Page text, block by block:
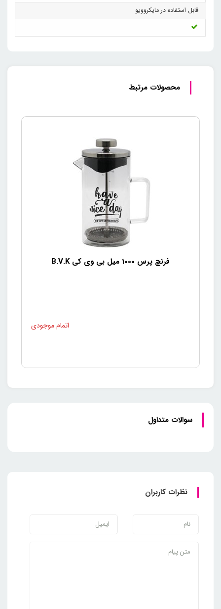
قابل استفاده در مایکروویو
محصولات مرتبط
فرنچ پرس 1000 میل بی وی کی B.V.K
سوالات متداول
نظرات کاربران